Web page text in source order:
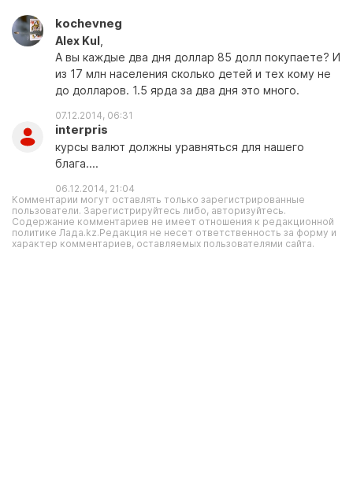
kochevneg
Alex Kul
А вы каждые два дня доллар 85 долл покупаете? И
из 17 млн населения сколько детей и тех кому не
до долларов. 1.5 ярда за два дня это много.
07.12.2014, 06:31
interpris
курсы валют должны уравняться для нашего
блага....
06.12.2014, 21:04
Комментарии могут оставлять только зарегистрированные
пользователи. Зарегистрируйтесь либо, авторизуйтесь.
Содержание комментариев не имеет отношения к редакционной
политике Лада.kz.Редакция не несет ответственность за форму и
характер комментариев, оставляемых пользователями сайта.